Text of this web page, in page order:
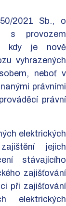
2021 Sb., o
s provozem
kdy je nově
vyhrazených
neboť v
právními
právní
elektrických
jejich
stávajícího
zajišťování
při zajišťování
elektrických